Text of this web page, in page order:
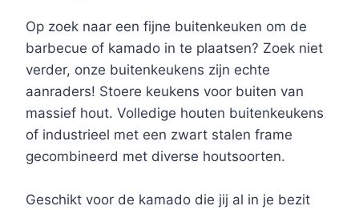
Op zoek naar een fijne buitenkeuken om de
barbecue of kamado in te plaatsen? Zoek niet
verder, onze buitenkeukens zijn echte
aanraders! Stoere keukens voor buiten van
massief hout. Volledige houten buitenkeukens
of industrieel met een zwart stalen frame
gecombineerd met diverse houtsoorten.
Geschikt voor de kamado die jij al in je bezit